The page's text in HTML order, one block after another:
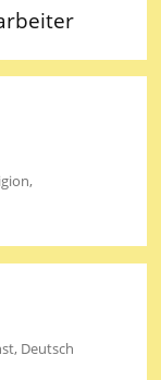
Deutsch